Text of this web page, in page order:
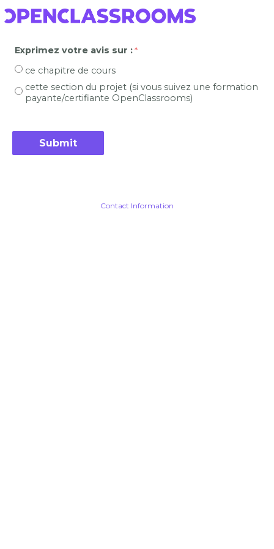
Exprimez votre avis sur :
ce chapitre de cours
cette section du projet (si vous suivez une formation
payante/certifiante OpenClassrooms)
Contact Information